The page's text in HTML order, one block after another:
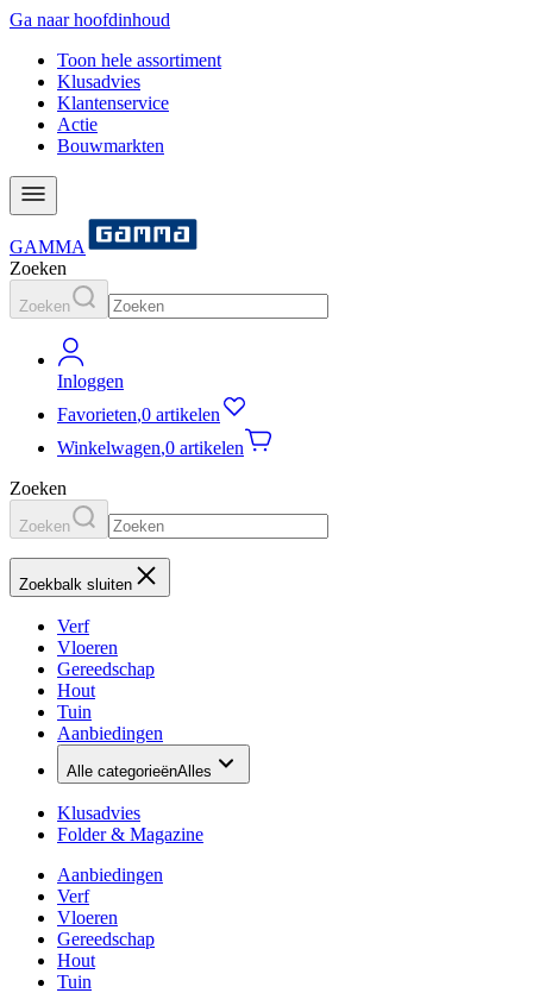
Ga naar hoofdinhoud
Toon hele assortiment
Klusadvies
Klantenservice
Actie
Bouwmarkten
GAMMA
Zoeken
Zoeken
Inloggen
Favorieten,0 artikelen
Winkelwagen,0 artikelen
Zoeken
Zoeken
Zoekbalk sluiten
Verf
Vloeren
Gereedschap
Hout
Tuin
Aanbiedingen
Alle categorieënAlles
Klusadvies
Folder & Magazine
Aanbiedingen
Verf
Vloeren
Gereedschap
Hout
Tuin